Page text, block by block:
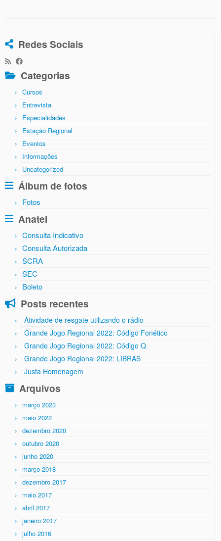
Redes Sociais
Categorias
Cursos
Entrevista
Especialidades
Estação Regional
Eventos
Informações
Uncategorized
Álbum de fotos
Fotos
Anatel
Consulta Indicativo
Consulta Autorizada
SCRA
SEC
Boleto
Posts recentes
Atividade de resgate utilizando o rádio
Grande Jogo Regional 2022: Código Fonético
Grande Jogo Regional 2022: Código Q
Grande Jogo Regional 2022: LIBRAS
Justa Homenagem
Arquivos
março 2023
maio 2022
dezembro 2020
outubro 2020
junho 2020
março 2018
dezembro 2017
maio 2017
abril 2017
janeiro 2017
julho 2016